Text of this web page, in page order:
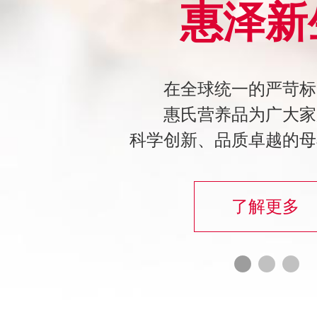
惠泽
在全球统一的严苛
惠氏营养品为广大
科学创新、品质卓越的
了解更多